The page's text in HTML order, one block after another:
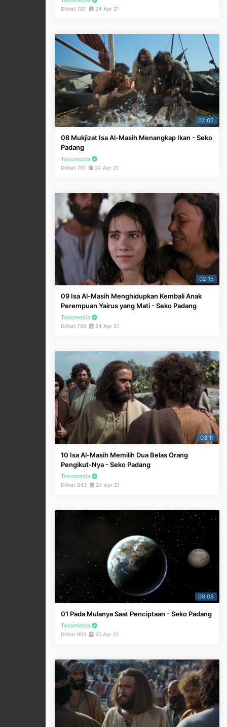
Dilihat 787 24 Apr 21
02:02
08 Mukjizat Isa Al-Masih Menangkap Ikan - Seko
Padang
Tokomedia
Dilihat 791 24 Apr 21
02:15
09 Isa Al-Masih Menghidupkan Kembali Anak
Perempuan Yairus yang Mati - Seko Padang
Tokomedia
Dilihat 799 24 Apr 21
03:11
10 Isa Al-Masih Memilih Dua Belas Orang
Pengikut-Nya - Seko Padang
Tokomedia
Dilihat 843 24 Apr 21
08:08
01 Pada Mulanya Saat Penciptaan - Seko Padang
Tokomedia
Dilihat 803 20 Apr 21